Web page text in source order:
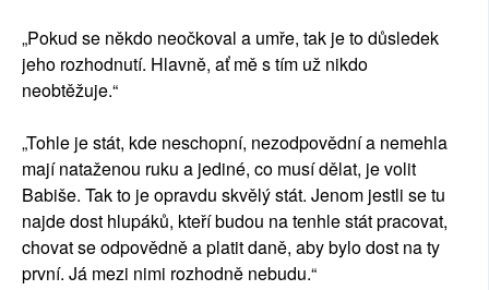
„Pokud se někdo neočkoval a umře, tak je to důsledek
jeho rozhodnutí. Hlavně, ať mě s tím už nikdo
neobtěžuje.“
„Tohle je stát, kde neschopní, nezodpovědní a nemehla
mají nataženou ruku a jediné, co musí dělat, je volit
Babiše. Tak to je opravdu skvělý stát. Jenom jestli se tu
najde dost hlupáků, kteří budou na tenhle stát pracovat,
chovat se odpovědně a platit daně, aby bylo dost na ty
první. Já mezi nimi rozhodně nebudu.“